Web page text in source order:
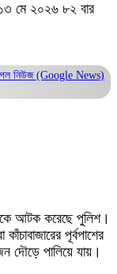
মে ২০২৬ ৮২ বার
নিউজ (Google News)
আটক করেছে পুলিশ।
পূর্বপাশের
দৌড়ে পালিয়ে যায়।